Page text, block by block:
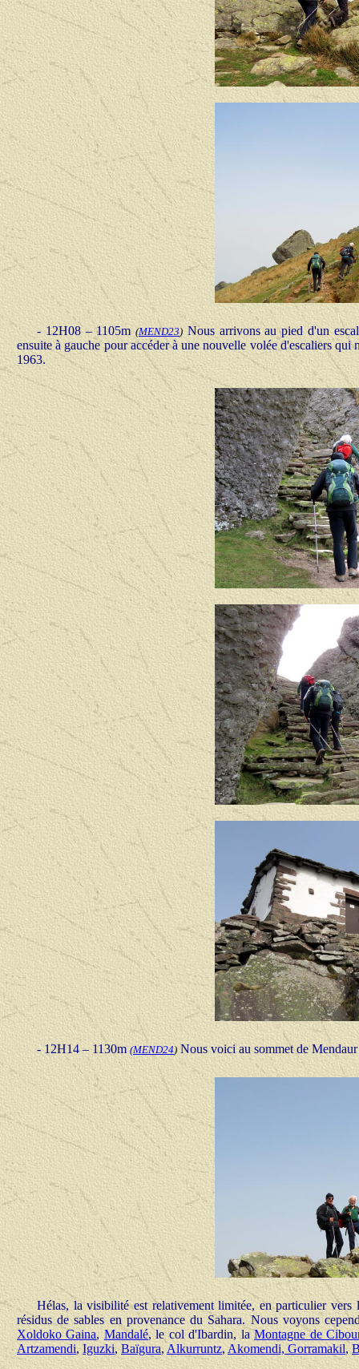
- 12H08 – 1105m (MEND23) Nous arrivons au pied d'un
ensuite à gauche pour accéder à une nouvelle volée d'escaliers
1963.
- 12H14 – 1130m(MEND24)Nous voici au sommet de
Hélas, la visibilité est relativement limitée, en particulier
résidus de sables en provenance du Sahara. Nous voyons
Xoldoko Gaina,Mandalé, le col d'Ibardin, laMontagne de
Artzamendi, Iguzki,Baïgura, Alkurruntz,Akomendi, Gorramakil,